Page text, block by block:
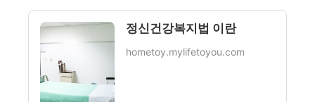
정신건강복지법 이란
hometoy.mylifetoyou.com